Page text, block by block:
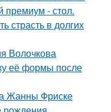
премиум - стол.
страсть в долгих
Волочкова
её формы после
Жанны Фриске